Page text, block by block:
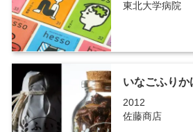
東北大学病院
いなごふりか
2012
佐藤商店